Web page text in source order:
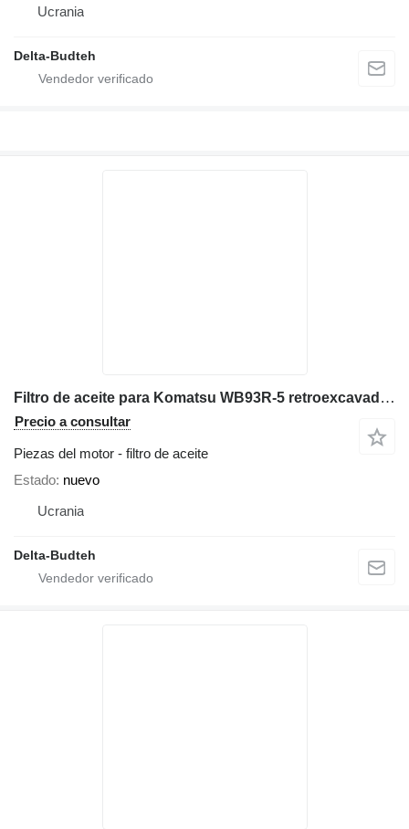
Ucrania
Delta-Budteh
Filtro de aceite para Komatsu WB93R-5 retroexcavadora
Precio a consultar
Piezas del motor - filtro de aceite
Estado nuevo
Ucrania
Delta-Budteh